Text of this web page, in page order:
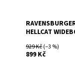
HELLCAT
929 Kč(–3 %)
899 Kč